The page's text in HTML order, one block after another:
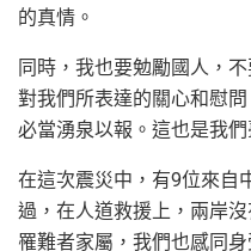
的真情。
同時，我也要勉勵國人，
對我們所表達的關心和慰
必當湧泉以報。這也是我們
在這次震災中，有9位來自
過，在人道救援上，兩岸
罹難者家屬，我們也感同